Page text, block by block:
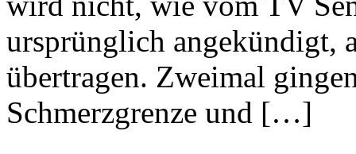
ursprünglich angekündigt,
übertragen. Zweimal
Schmerzgrenze und […]